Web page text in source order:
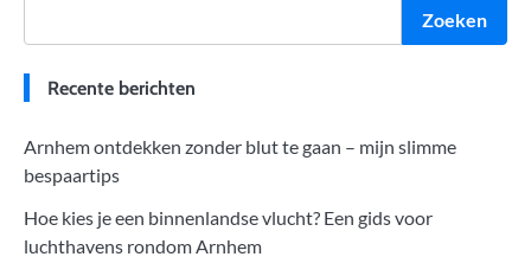
Zoeken
Recente berichten
Arnhem ontdekken zonder blut te gaan – mijn slimme
bespaartips
Hoe kies je een binnenlandse vlucht? Een gids voor
luchthavens rondom Arnhem